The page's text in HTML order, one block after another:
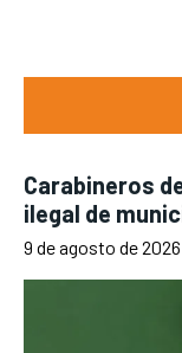
Carabineros
ilegal de
9 de agosto de 2026